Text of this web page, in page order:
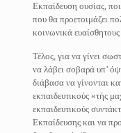
Εκπαίδευση ουσίας,
που θα προετοιμάζει
κοινωνικά
Τέλος, για να γίνει
να λάβει σοβαρά υπ’
διάβασα να γίνονται
εκπαιδευτικούς «τής
εκπαιδευτικούς
Εκπαίδευσης και να